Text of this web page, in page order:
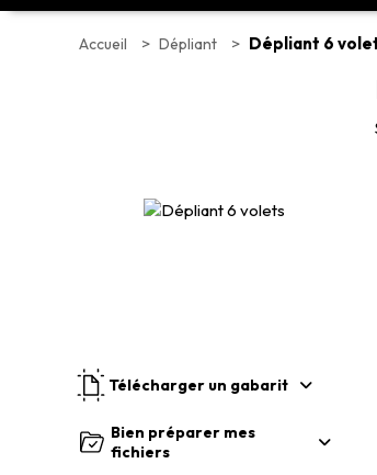
Accueil > Dépliant > Dépliant 6
Télécharger un gabarit
Bien préparer mes
fichiers